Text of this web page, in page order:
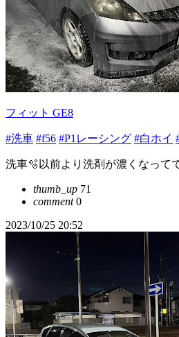
フィット GE8
#洗車 #f56 #P1レーシング #白ホイ
洗車🫧‪以前より洗剤が濃くなって
thumb_up 71
comment0
2023/10/25 20:52